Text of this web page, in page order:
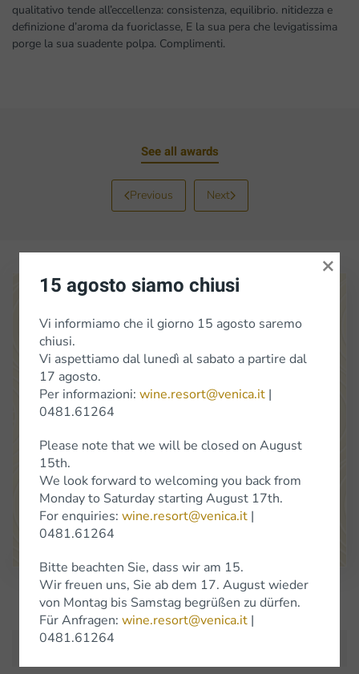
qualitativo tende all’eccellenza: consistenza, equilibrio. nitidezza e
definizione d’aroma da fuoriclasse, E la sua pera che levigatissima
porge la sua suadente polpa. Complimenti.
See all awards
Previous Next
Venica &Venica
(+39) 0481 61264
The shop is open Monday to Saturday, 9.30 a.m. to 6 p.m.
On Saturdays in January, the shop will be closed.
Subscribe to Newsletter
15 agosto siamo chiusi
Vi informiamo che il giorno 15 agosto saremo
chiusi.
Vi aspettiamo dal lunedì al sabato a partire dal
17 agosto.
Per informazioni: wine.resort@venica.it |
0481.61264
Please note that we will be closed on August
15th.
We look forward to welcoming you back from
Monday to Saturday starting August 17th.
For enquiries: wine.resort@venica.it |
0481.61264
Bitte beachten Sie, dass wir am 15.
Wir freuen uns, Sie ab dem 17. August wieder
von Montag bis Samstag begrüßen zu dürfen.
Für Anfragen: wine.resort@venica.it |
0481.61264
×